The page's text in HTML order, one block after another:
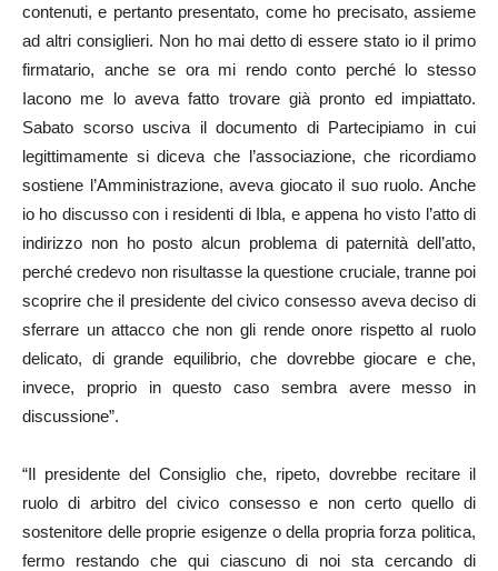
contenuti, e pertanto presentato, come ho precisato, assieme
ad altri consiglieri. Non ho mai detto di essere stato io il primo
firmatario, anche se ora mi rendo conto perché lo stesso
Iacono me lo aveva fatto trovare già pronto ed impiattato.
Sabato scorso usciva il documento di Partecipiamo in cui
legittimamente si diceva che l’associazione, che ricordiamo
sostiene l’Amministrazione, aveva giocato il suo ruolo. Anche
io ho discusso con i residenti di Ibla, e appena ho visto l’atto di
indirizzo non ho posto alcun problema di paternità dell’atto,
perché credevo non risultasse la questione cruciale, tranne poi
scoprire che il presidente del civico consesso aveva deciso di
sferrare un attacco che non gli rende onore rispetto al ruolo
delicato, di grande equilibrio, che dovrebbe giocare e che,
invece, proprio in questo caso sembra avere messo in
discussione”.
“Il presidente del Consiglio che, ripeto, dovrebbe recitare il
ruolo di arbitro del civico consesso e non certo quello di
sostenitore delle proprie esigenze o della propria forza politica,
fermo restando che qui ciascuno di noi sta cercando di